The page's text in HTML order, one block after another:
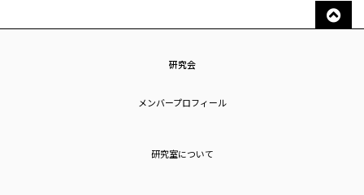
研究会
メンバープロフィール
研究室について